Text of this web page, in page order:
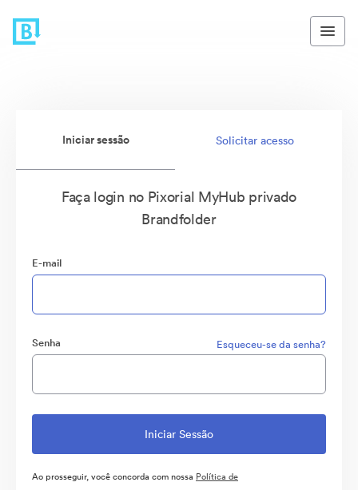
Iniciar sessão Solicitar acesso
Faça login no Pixorial MyHub privado
Brandfolder
E-mail
Senha Esqueceu-se da senha?
Ao prosseguir, você concorda com nossa Política de